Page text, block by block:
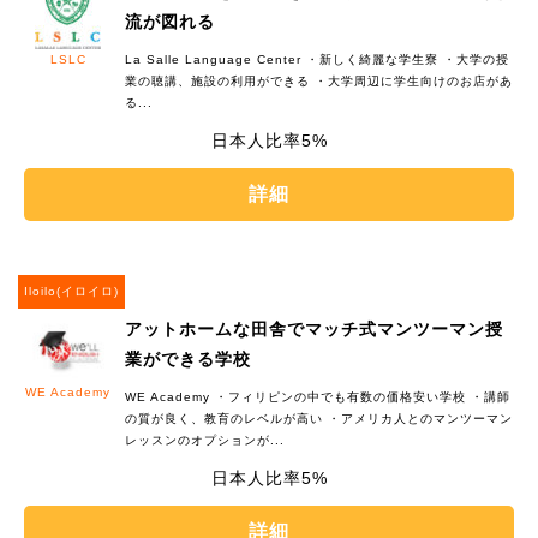
LSLC
流が図れる
La Salle Language Center ・新しく綺麗な学生寮 ・大学の授
業の聴講、施設の利用ができる ・大学周辺に学生向けのお店があ
る...
5%
詳細
Iloilo(イロイロ)
WE Academy
アットホームな田舎でマッチ式マンツーマン授
業ができる学校
WE Academy ・フィリピンの中でも有数の価格安い学校 ・講師
の質が良く、教育のレベルが高い ・アメリカ人とのマンツーマン
レッスンのオプションが...
5%
詳細